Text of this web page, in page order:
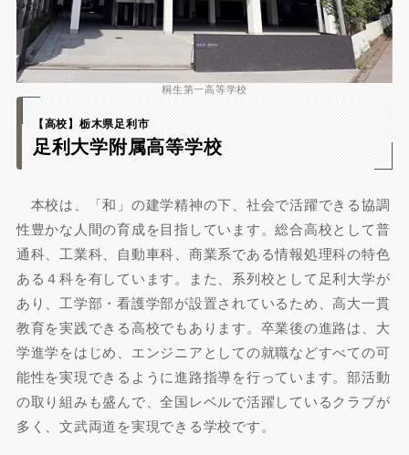
桐生第一高等学校
【高校】栃木県足利市
足利大学附属高等学校
本校は、「和」の建学精神の下、社会で活躍できる協調
性豊かな人間の育成を目指しています。総合高校として普
通科、工業科、自動車科、商業系である情報処理科の特色
ある４科を有しています。また、系列校として足利大学が
あり、工学部・看護学部が設置されているため、高大一貫
教育を実践できる高校でもあります。卒業後の進路は、大
学進学をはじめ、エンジニアとしての就職などすべての可
能性を実現できるように進路指導を行っています。部活動
の取り組みも盛んで、全国レベルで活躍しているクラブが
多く、文武両道を実現できる学校です。